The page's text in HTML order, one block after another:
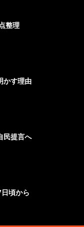
整理
かす理由
民提言へ
頃から